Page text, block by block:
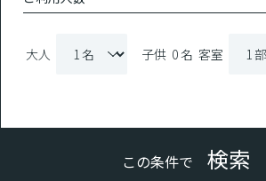
大人 子供 0 名 客室
この条件で 検索